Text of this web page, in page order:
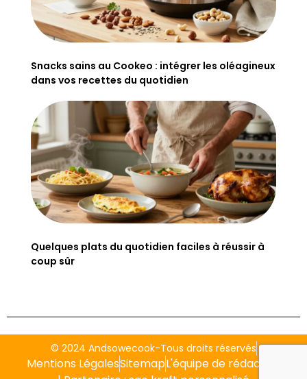
Snacks sains au Cookeo : intégrer les oléagineux
dans vos recettes du quotidien
Quelques plats du quotidien faciles à réussir à
coup sûr
© 2024 Andsowecook-Tous droits réservés
Mentions LégalesSitemapL'équipe de rédaction